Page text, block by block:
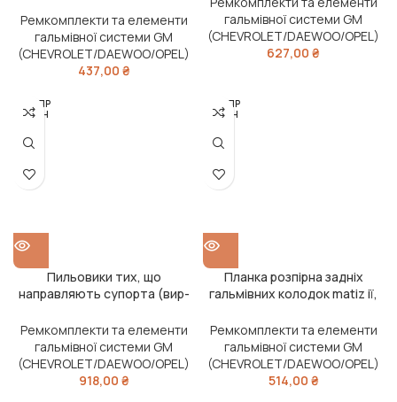
Ремкомплекти та елементи
гальмівної системи GM
(CHEVROLET/DAEWOO/OPEL)
437,00 ₴
гальмівної системи GM
(CHEVROLET/DAEWOO/OPEL)
627,00 ₴
РОЗПР
ОДАН
Пильовики тих, що
направляють супорта (вир-
Ремкомплекти та елементи
гальмівної системи GM
(CHEVROLET/DAEWOO/OPEL)
918,00 ₴
РОЗПР
ОДАН
Планка розпірна задніх
гальмівних колодок matiz ії,
78b00-000 (вир-во GM)
Ремкомплекти та елементи
гальмівної системи GM
(CHEVROLET/DAEWOO/OPEL)
514,00 ₴